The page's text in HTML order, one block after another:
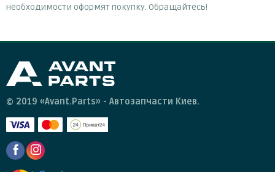
необходимости оформят покупку. Обращайтесь!
© 2019 «Avant.Parts» - Автозапчасти Киев.